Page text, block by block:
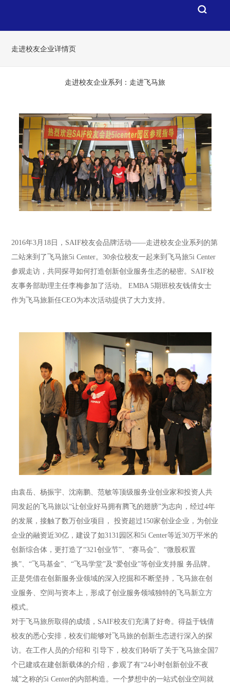
走进校友企业详情页
走进校友企业系列：走进飞马旅
2016年3月18日，SAIF校友会品牌活动——走进校友企业系列的第
二站来到了飞马旅5i Center。30余位校友一起来到飞马旅5i Center
参观走访，共同探寻如何打造创新创业服务生态的秘密。SAIF校
友事务部助理主任李梅参加了活动。 EMBA 5期班校友钱倩女士
作为飞马旅新任CEO为本次活动提供了大力支持。
由袁岳、杨振宇、沈南鹏、范敏等顶级服务业创业家和投资人共
同发起的飞马旅以“让创业好马拥有腾飞的翅膀”为志向，经过4年
的发展，接触了数万创业项目， 投资超过150家创业企业，为创业
企业的融资近30亿，建设了如3131园区和5i Center等近30万平米的
创新综合体，更打造了“321创业节”、“赛马会”、“微股权置
换”、“飞马基金”、“飞马学堂”及“爱创业”等创业支持服 务品牌。
正是凭借在创新服务业领域的深入挖掘和不断坚持，飞马旅在创
业服务、空间与资本上，形成了创业服务领域独特的飞马新立方
模式。
对于飞马旅所取得的成绩，SAIF校友们充满了好奇。得益于钱倩
校友的悉心安排，校友们能够对飞马旅的创新生态进行深入的探
访。在工作人员的介绍和 引导下，校友们聆听了关于飞马旅全国7
个已建或在建创新载体的介绍，参观了有“24小时创新创业不夜
城”之称的5i Center的内部构造。一个梦想中的一站式创业空间就